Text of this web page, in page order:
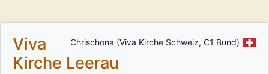
Chrischona (Viva Kirche Schweiz, C1 Bund)
Viva
Kirche Leerau